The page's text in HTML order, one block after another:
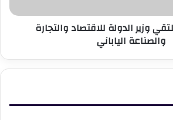
وزير الدولة للاقتصاد والتجارة
والصناعة الياباني